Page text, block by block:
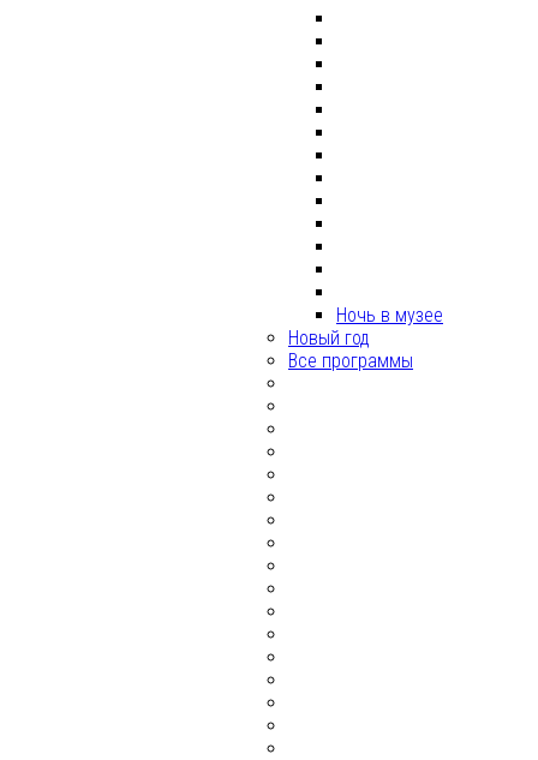
Ночь в музее
Новый год
Все программы